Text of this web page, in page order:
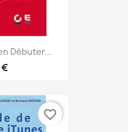
Débuter...
€
favorite_border